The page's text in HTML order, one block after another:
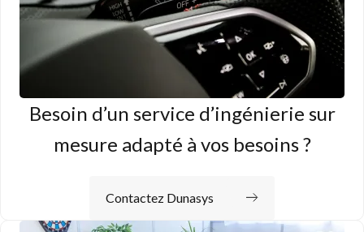
Besoin d’un service d’ingénierie sur
mesure adapté à vos besoins ?
Contactez Dunasys